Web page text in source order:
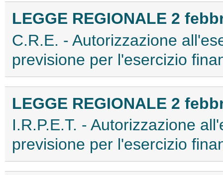
LEGGE REGIONALE 2
C.R.E. - Autorizzazione
previsione per l'esercizio
LEGGE REGIONALE 2
I.R.P.E.T. - Autorizzazione
previsione per l'esercizio